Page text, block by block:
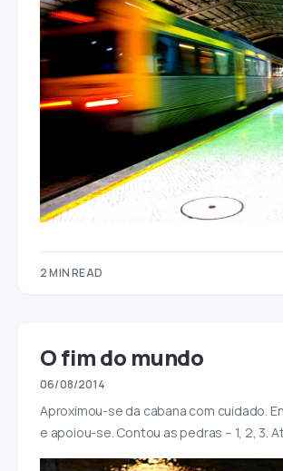
2 MIN READ
O fim do mundo
06/08/2014
Aproximou-se da cabana com cuidado.
e apoiou-se. Contou as pedras – 1, 2, 3.